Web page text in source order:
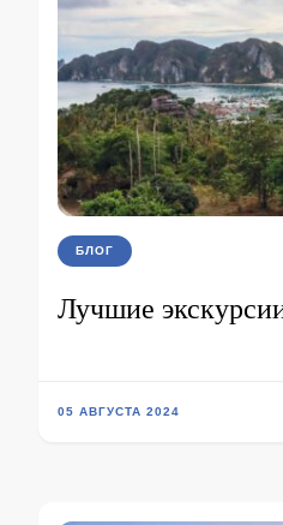
БЛОГ
Лучшие
05 АВГУСТА 2024